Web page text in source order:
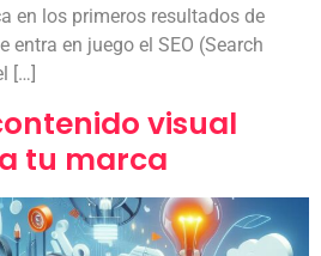
en los primeros resultados de
entra en juego el SEO (Search
[…]
visual
tu marca